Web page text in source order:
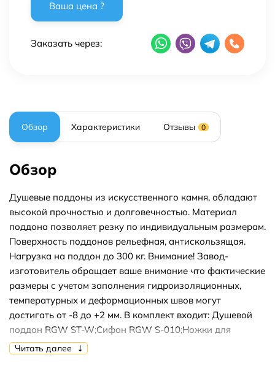
Заказать через:
Обзор Характеристики Отзывы 0
Обзор
Душевые поддоны из искусственного камня, обладают
высокой прочностью и долговечностью. Материал
поддона позволяет резку по индивидуальным размерам.
Поверхность поддонов рельефная, антискользящая.
Нагрузка на поддон до 300 кг. Внимание! Завод-
изготовитель обращает ваше внимание что фактические
размеры с учетом заполнения гидроизоляционных,
температурных и деформационных швов могут
достигать от -8 до +2 мм. В комплект входит: Душевой
поддон RGW ST-W;Cифон RGW S-010;Ножки для
поддона RGW N-01;Крепеж к экрану RGW NG-01;Экран
Читать далее